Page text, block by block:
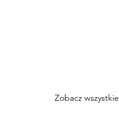
Zobacz wszystkie